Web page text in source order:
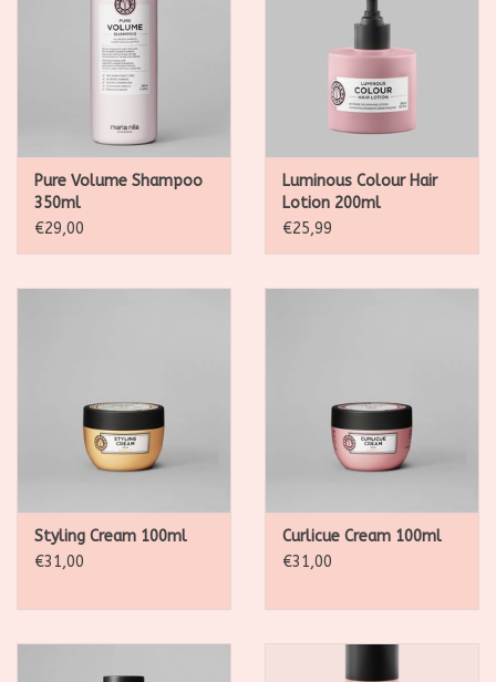
Fruitig bloemig met noten zoals abrikoos, lelietje-van-
dalen en roos.
Pure Volume Shampoo
350ml
€29,00
Luminous Colour Hair
Lotion 200ml
€25,99
Styling Cream 100ml
€31,00
Curlicue Cream 100ml
€31,00